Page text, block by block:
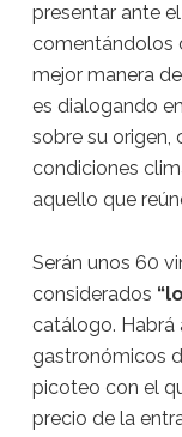
presentar ante
comentándolos
mejor manera
es dialogando
sobre su
condiciones
aquello que
Serán unos 60
considerados
catálogo. Habrá
gastronómicos
picoteo con el
precio de la